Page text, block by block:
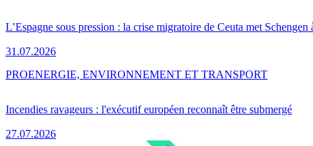
L’Espagne sous pression : la crise migratoire de Ceuta met Schengen
31.07.2026
Incendies ravageurs : l'exécutif européen reconnaît être submergé
27.07.2026
PROENERGIE, ENVIRONNEMENT ET TRANSPORT